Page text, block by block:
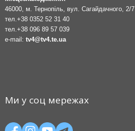
46000, м. Тернопіль, вул. Сагайдачного, 2/7
тел. +38 0352 52 31 40
тел. +38 096 89 57 039
e-mail: tv4@tv4.te.ua
Ми у соц мережах